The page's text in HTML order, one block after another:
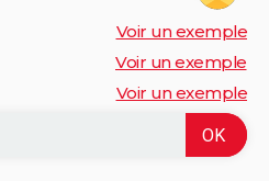
Voir un exemple
Voir un exemple
Voir un exemple